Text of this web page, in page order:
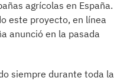
agrícolas en España.
este proyecto, en línea
anunció en la pasada
siempre durante toda la